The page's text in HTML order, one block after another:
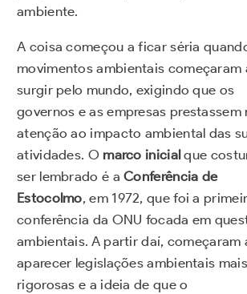
ambiente.
A coisa começou a ficar séria
movimentos ambientais começaram
surgir pelo mundo, exigindo que os
governos e as empresas prestassem
atenção ao impacto ambiental das
atividades. O marco inicial que
ser lembrado é aConferência de
Estocolmo, em 1972, que foi a
conferência da ONU focada em
ambientais. A partir daí, começaram
aparecer legislações ambientais mais
rigorosas e a ideia de que o